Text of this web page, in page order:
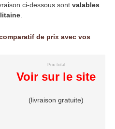
ci-dessous sont valables
de prix avec vos
Prix total
Voir sur le site
(livraison gratuite)